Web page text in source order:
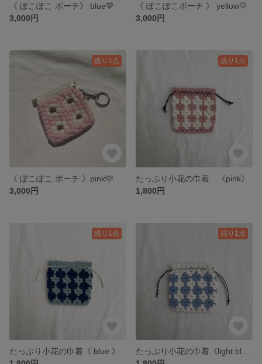
《 ぽこぽこ ポーチ》 blue💙
3,000円
《 ぽこぽこポーチ 》 yellow💛
3,000円
残り1点
《 ぽこぽこ ポーチ 》pink🩷
3,000円
残り1点
たっぷり小花の巾着 《pink》
1,800円
残り1点
たっぷり小花の巾着《 blue 》
残り1点